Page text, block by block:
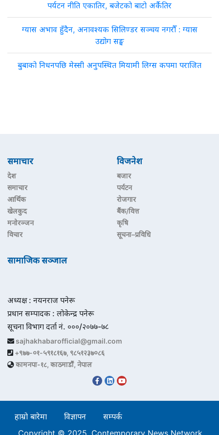
पर्यटन नीति एकातिर, बजेटको बाटो अर्कैतिर
ग्यास अभाव हुँदैन, अनावश्यक सिलिण्डर सञ्चय नगरौँ : ग्यास
उद्योग सङ्घ
बुबाको निधनपछि मेस्सी अनुपस्थित मियामी लिग्स कपमा पराजित
समाचार
देश
समाचार
आर्थिक
खेलकुद
मनोरञ्जन
विचार
विजनेश
बजार
पर्यटन
रोजगार
बैंक/वित्त
कृषि
सूचना–प्रविधि
सामाजिक सञ्जाल
अध्यक्ष : नयनराज पनेरू
प्रधान सम्पादक : लोकेन्द्र पनेरू
सूचना विभाग दर्ता नं. ०००/२०७७-७८
sajhakhabarofficial@gmail.com
+९७७-०१-५९१८१६७, ९८५१२३७०८६
कामनपा-१८, काठमाडौं, नेपाल
हाम्रो बारेमा विज्ञापन
सम्पर्क
Copyright © 2025. Contemporary News Network.